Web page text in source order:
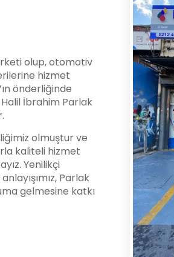
olup, otomotiv
hizmet
önderliğinde
İbrahim Parlak
olmuştur ve
kaliteli hizmet
Yenilikçi
Parlak
gelmesine katkı